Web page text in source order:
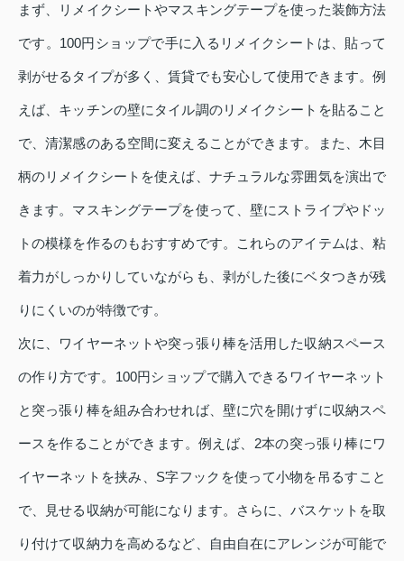
まず、リメイクシートやマスキングテープを使った装飾方法
です。100円ショップで手に入るリメイクシートは、貼って
剥がせるタイプが多く、賃貸でも安心して使用できます。例
えば、キッチンの壁にタイル調のリメイクシートを貼ること
で、清潔感のある空間に変えることができます。また、木目
柄のリメイクシートを使えば、ナチュラルな雰囲気を演出で
きます。マスキングテープを使って、壁にストライプやドッ
トの模様を作るのもおすすめです。これらのアイテムは、粘
着力がしっかりしていながらも、剥がした後にベタつきが残
りにくいのが特徴です。
次に、ワイヤーネットや突っ張り棒を活用した収納スペース
の作り方です。100円ショップで購入できるワイヤーネット
と突っ張り棒を組み合わせれば、壁に穴を開けずに収納スペ
ースを作ることができます。例えば、2本の突っ張り棒にワ
イヤーネットを挟み、S字フックを使って小物を吊るすこと
で、見せる収納が可能になります。さらに、バスケットを取
り付けて収納力を高めるなど、自由自在にアレンジが可能で